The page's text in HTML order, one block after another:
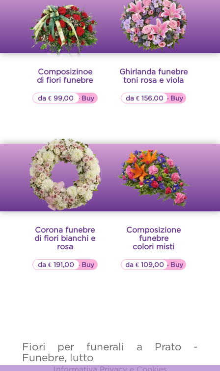
Composizinoe
di fiori funebre
▷▷ Buy
da € 99,00
Ghirlanda funebre
toni rosa e viola
▷▷ Buy
da € 156,00
Corona funebre
di fiori bianchi e
rosa
▷▷ Buy
da € 191,00
Composizione
funebre
colori misti
▷▷ Buy
da € 109,00
Fiori per funerali a Prato -
Funebre, lutto
Informativa Privacy e Cookies